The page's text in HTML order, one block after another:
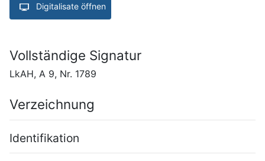
Digitalisate öffnen
Vollständige Signatur
LkAH, A 9, Nr. 1789
Verzeichnung
Identifikation